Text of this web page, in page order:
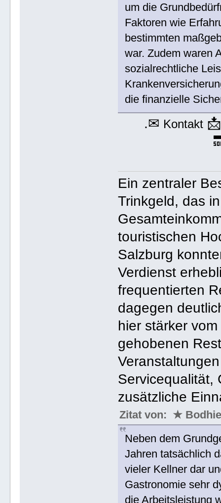
um die
Faktoren wie
bestimmten
war. Zudem waren
sozialrechtliche
die finanzielle
.✉ Kontakt
Ein zentraler
Trinkgeld, das
touristischen
Salzburg
Verdienst
frequentierten
dagegen
hier stärker
gehobenen
Servicequalität,
zusätzliche
Zitat von: ★
Neben dem
Jahren tatsächlich
vieler Kellner dar
Gastronomie sehr
die Arbeitsleistung